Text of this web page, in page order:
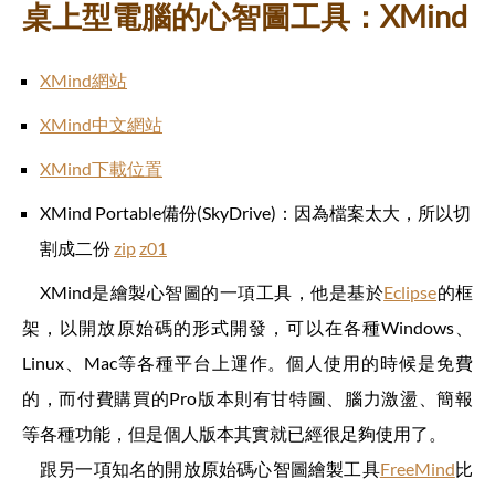
桌上型電腦的心智圖工具：XMind
XMind網站
XMind中文網站
XMind下載位置
XMind Portable備份(SkyDrive)：因為檔案太大，所以切
割成二份zipz01
XMind是繪製心智圖的一項工具，他是基於Eclipse的框
架，以開放原始碼的形式開發，可以在各種Windows、
Linux、Mac等各種平台上運作。個人使用的時候是免費
的，而付費購買的Pro版本則有甘特圖、腦力激盪、簡報
等各種功能，但是個人版本其實就已經很足夠使用了。
跟另一項知名的開放原始碼心智圖繪製工具FreeMind比